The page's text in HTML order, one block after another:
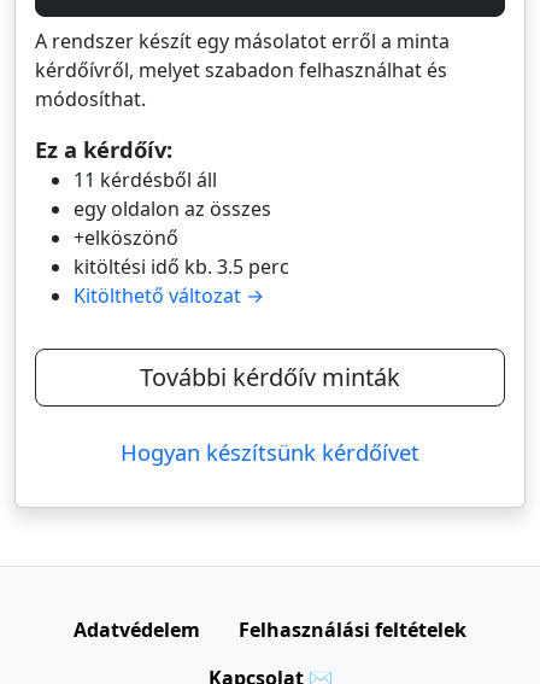
A rendszer készít egy másolatot erről a minta
kérdőívről, melyet szabadon felhasználhat és
módosíthat.
Ez a kérdőív:
11 kérdésből áll
egy oldalon az összes
+elköszönő
kitöltési idő kb. 3.5 perc
Kitölthető változat →
További kérdőív minták
Hogyan készítsünk kérdőívet
Adatvédelem
Felhasználási feltételek
Kapcsolat ✉